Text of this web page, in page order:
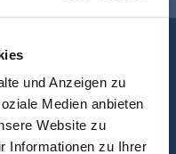
und Anzeigen zu
Medien anbieten
Website zu
Informationen zu Ihrer